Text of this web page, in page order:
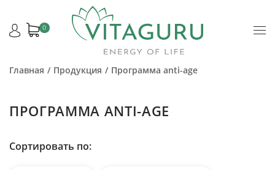
0
Главная Продукция Программа anti-age
ПРОГРАММА ANTI-AGE
Сортировать по: